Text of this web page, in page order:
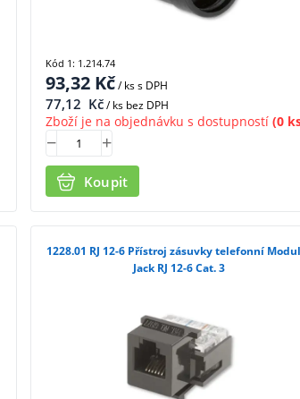
93,32Kč/ kss DPH
77,12 Kč/ ks bez DPH
Zboží je na objednávku s dostupností(0
Koupit
Kód 1: 1.214.74
1228.01 RJ 12-6 Přístroj zásuvky telefonní Modular
Jack RJ 12-6 Cat. 3